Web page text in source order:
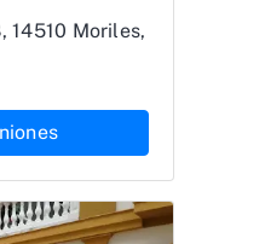
14510 Moriles,